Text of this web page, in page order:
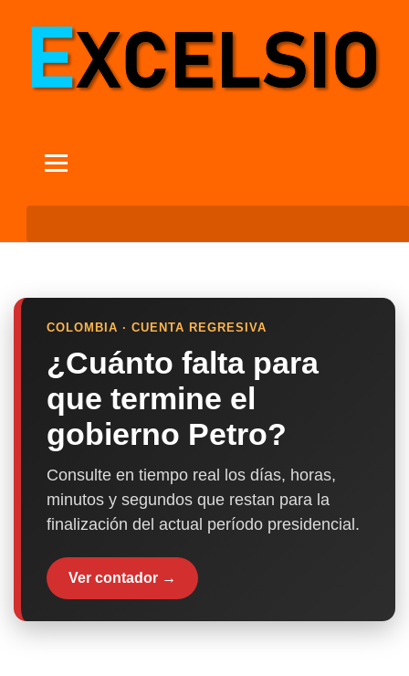
COLOMBIA · CUENTA REGRESIVA
¿Cuánto falta para
que termine el
gobierno Petro?
Consulte en tiempo real los días, horas,
minutos y segundos que restan para la
finalización del actual período presidencial.
Ver contador →